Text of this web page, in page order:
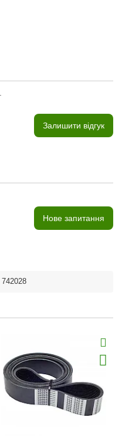
Залишити відгук
Нове запитання
742028